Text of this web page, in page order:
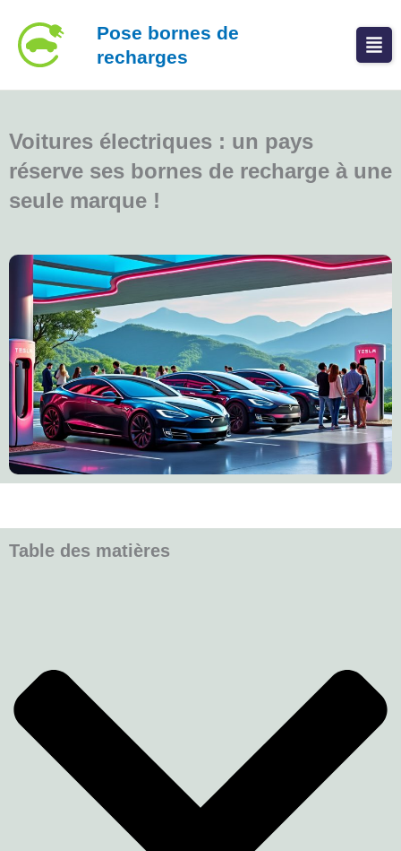
contenu
Pose bornes de
recharges
Voitures électriques : un pays
réserve ses bornes de recharge à une
seule marque !
Table des matières